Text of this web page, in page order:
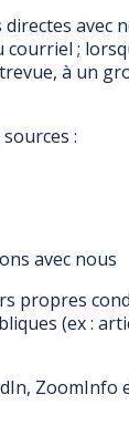
avec
;
à un
:
avec nous
propres
(ex :
ZoomInfo